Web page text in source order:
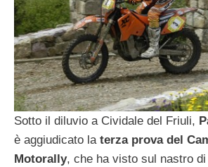
Sotto il diluvio a Cividale del Friuli,
è aggiudicato la terza prova del
Motorally, che ha visto sul nastro